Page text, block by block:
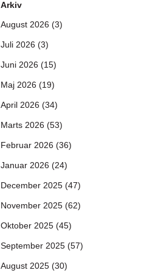
Arkiv
August 2026 (3)
Juli 2026 (3)
Juni 2026 (15)
Maj 2026 (19)
April 2026 (34)
Marts 2026 (53)
Februar 2026 (36)
Januar 2026 (24)
December 2025 (47)
November 2025 (62)
Oktober 2025 (45)
September 2025 (57)
August 2025 (30)